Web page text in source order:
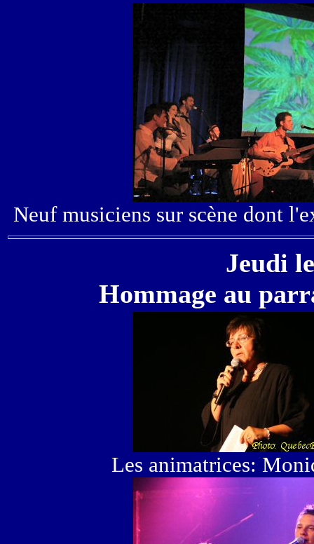
Neuf musiciens sur scène dont
Jeudi
Hommage au
Les animatrices: